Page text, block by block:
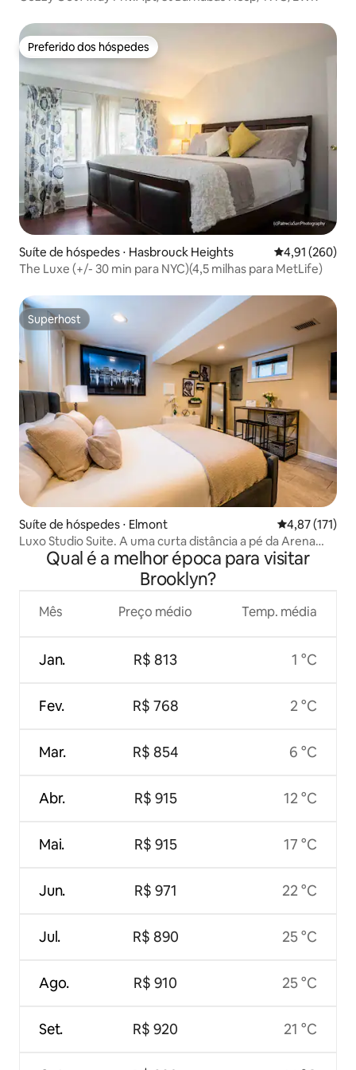
Preferido dos hóspedes
Preferido dos hóspedes
Suíte de hóspedes ⋅ Hasbrouck Heights 4,91 de uma
4,91 (260)
The Luxe (+/- 30 min para NYC)(4,5 milhas para MetLife)
Superhost
Superhost
Suíte de hóspedes ⋅ Elmont 4,87 de uma
4,87 (171)
Luxo Studio Suite. A uma curta distância a pé da Arena
Qual é a melhor época para visitar
Brooklyn?
Mês
Jan.
Fev.
Mar.
Abr.
Mai.
Jun.
Jul.
Ago.
Set.
Preço médio
R$ 813
R$ 768
R$ 854
R$ 915
R$ 915
R$ 971
R$ 890
R$ 910
R$ 920
Temp. média
1 °C
2 °C
6 °C
12 °C
17 °C
22 °C
25 °C
25 °C
21 °C